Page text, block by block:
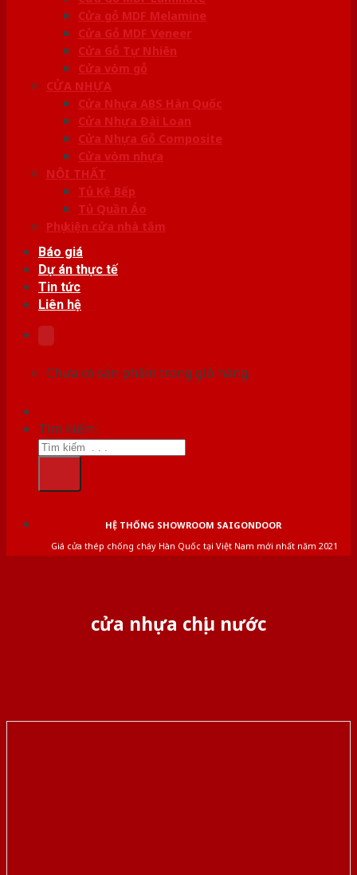
Cửa gỗ MDF Melamine
Cửa Gỗ MDF Veneer
Cửa Gỗ Tự Nhiên
Cửa vòm gỗ
CỬA NHỰA
Cửa Nhựa ABS Hàn Quốc
Cửa Nhựa Đài Loan
Cửa Nhựa Gỗ Composite
Cửa vòm nhựa
NỘI THẤT
Tủ Kệ Bếp
Tủ Quần Áo
Phụ kiện cửa nhà tắm
Báo giá
Dự án thực tế
Tin tức
Liên hệ
Chưa có sản phẩm trong giỏ hàng.
Tìm kiếm:
HỆ THỐNG SHOWROOM SAIGONDOOR
Giá cửa thép chống cháy Hàn Quốc tại Việt Nam mới nhất năm 2021
cửa nhựa chịu nước